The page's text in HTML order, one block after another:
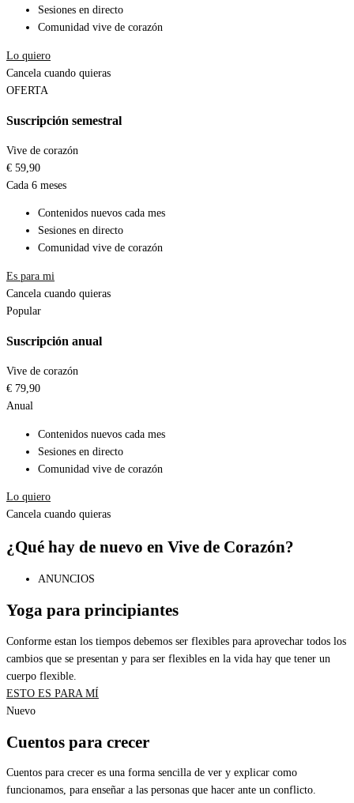
Sesiones en directo
Comunidad vive de corazón
Lo quiero
Cancela cuando quieras
OFERTA
Suscripción semestral
Vive de corazón
€ 59,90
Cada 6 meses
Contenidos nuevos cada mes
Sesiones en directo
Comunidad vive de corazón
Es para mi
Cancela cuando quieras
Popular
Suscripción anual
Vive de corazón
€ 79,90
Anual
Contenidos nuevos cada mes
Sesiones en directo
Comunidad vive de corazón
Lo quiero
Cancela cuando quieras
¿Qué hay de nuevo en Vive de Corazón?
ANUNCIOS
Yoga para principiantes
Conforme estan los tiempos debemos ser flexibles para aprovechar todos los
cambios que se presentan y para ser flexibles en la vida hay que tener un
cuerpo flexible.
ESTO ES PARA MÍ
Nuevo
Cuentos para crecer
Cuentos para crecer es una forma sencilla de ver y explicar como
funcionamos, para enseñar a las personas que hacer ante un conflicto.